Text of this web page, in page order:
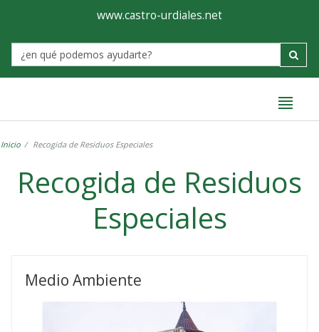
Ayuntamiento
de
Castro-
www.castro-urdiales.net
Label
Inicio Recogida de Residuos Especiales
Recogida de Residuos
Especiales
Medio Ambiente